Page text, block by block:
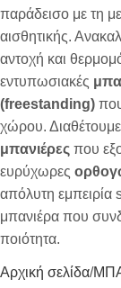
παράδεισο με τη
αισθητικής.
αντοχή και
εντυπωσιακές
(freestanding)
χώρου.
μπανιέρες που
ευρύχωρες
απόλυτη εμπειρία
μπανιέρα που
ποιότητα.
Αρχική σελίδα